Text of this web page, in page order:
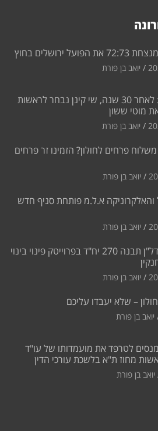
ירושלים בחוץ
יואב בן פורת
מהפך בחולון: לאחר 30 שנה, שי קינן נבחר לראשות
מוטי ששון
יואב בן פורת
משלוח פרחים לחולון? הזמינו זר פרחים
יואב בן פורת
א.ל.מ פותחת סניף חדש
יואב בן פורת
חברת אורון נדל"ן תבנה 270 יח"ד בפרוייטק פינוי בינוי
יואב בן פורת
– שלא יעבדו עליכם
יואב בן פורת
לטרפד את מועמדותו של עו"ד
מחוז ת"א בלשכת עורכי הדין
יואב בן פורת